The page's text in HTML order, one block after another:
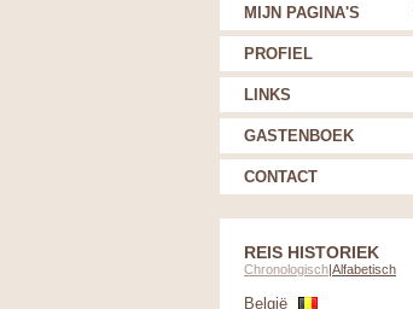
MIJN PAGINA'S
PROFIEL
LINKS
GASTENBOEK
CONTACT
REIS HISTORIEK
Chronologisch|Alfabetisch
België